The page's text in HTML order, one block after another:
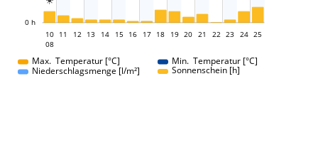
0 h
10
10
08
11 12 13 14 15 16 17 18 19 20 21 22 23 24 25
Max. Temperatur [°C]
Min. Temperatur [°C]
Niederschlagsmenge [l/m²]
Sonnenschein [h]